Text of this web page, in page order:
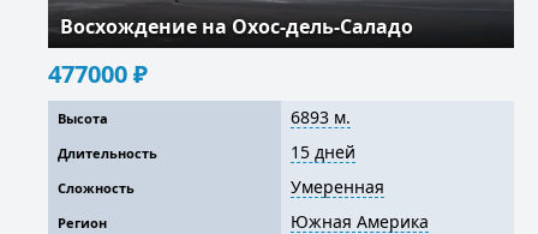
Восхождение на Охос-дель-Саладо
477000₽
Высота 6893 м.
Длительность 15 дней
Сложность Умеренная
Регион Южная Америка